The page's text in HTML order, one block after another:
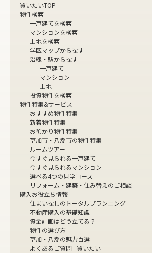
買いたいTOP
物件検索
一戸建てを検索
マンションを検索
土地を検索
学区マップから探す
沿線・駅から探す
一戸建て
マンション
土地
投資物件を検索
物件特集&サービス
おすすめ物件特集
新着物件特集
お預かり物件特集
草加市・八潮市の物件特集
ルームツアー
今すぐ見られる一戸建て
今すぐ見られるマンション
選べる4つの見学コース
リフォーム・建築・住み替えのご相談
購入お役立ち情報
住まい探しのトータルプランニング
不動産購入の基礎知識
資金計画はどう立てる？
物件の選び方
草加・八潮の魅力百選
よくあるご質問 - 買いたい